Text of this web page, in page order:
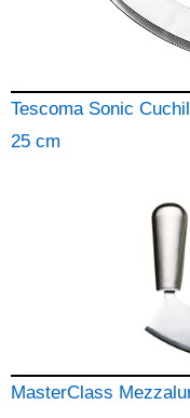
Tescoma Sonic
25 cm
MasterClass